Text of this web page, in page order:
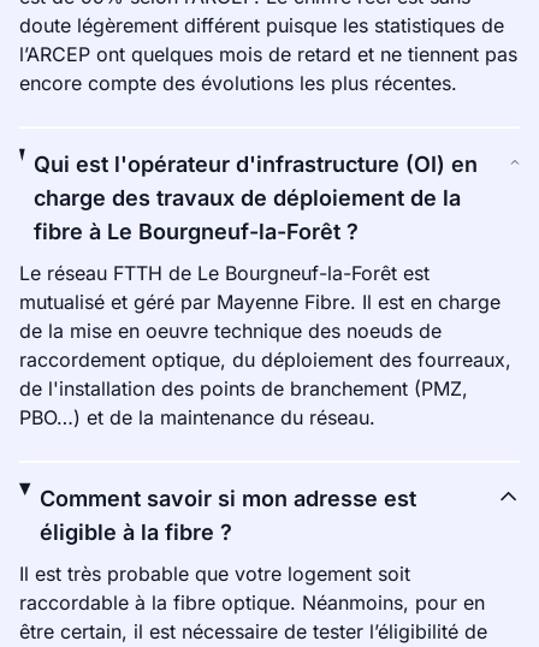
doute légèrement différent puisque les statistiques de
l’ARCEP ont quelques mois de retard et ne tiennent pas
encore compte des évolutions les plus récentes.
Qui est l'opérateur d'infrastructure (OI) en
charge des travaux de déploiement de la
fibre à Le Bourgneuf-la-Forêt ?
Le réseau FTTH de Le Bourgneuf-la-Forêt est
mutualisé et géré par Mayenne Fibre. Il est en charge
de la mise en oeuvre technique des noeuds de
raccordement optique, du déploiement des fourreaux,
de l'installation des points de branchement (PMZ,
PBO…) et de la maintenance du réseau.
Comment savoir si mon adresse est
éligible à la fibre ?
Il est très probable que votre logement soit
raccordable à la fibre optique. Néanmoins, pour en
être certain, il est nécessaire de tester l’éligibilité de